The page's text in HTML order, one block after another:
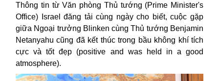
Thông tin từ Văn phòng Thủ tướng (Prime Minister's
Office) Israel đăng tải cùng ngày cho biết, cuộc gặp
giữa Ngoại trưởng Blinken cùng Thủ tướng Benjamin
Netanyahu cũng đã kết thúc trong bầu không khí tích
cực và tốt đẹp (positive and was held in a good
atmosphere).